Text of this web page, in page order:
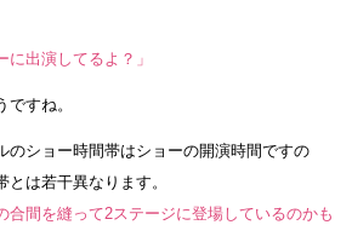
に出演してるよ？」
すね。
のショー時間帯はショーの開演時間ですの
は若干異なります。
合間を縫って2ステージに登場しているのかも